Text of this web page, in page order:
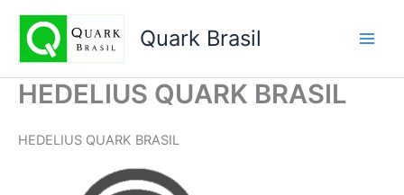
conteúdo
Quark Brasil
HEDELIUS QUARK BRASIL
HEDELIUS QUARK BRASIL